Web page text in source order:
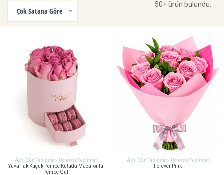
Çok Satana Göre
50+ ürün bulundu.
Aynı Gün Teslimat / Ücretsiz Teslimat
Yuvarlak Küçük Pembe Kutuda Macaronlu
Pembe Gül
Aynı Gün Teslimat / Ücretsiz Teslimat
Forever Pink